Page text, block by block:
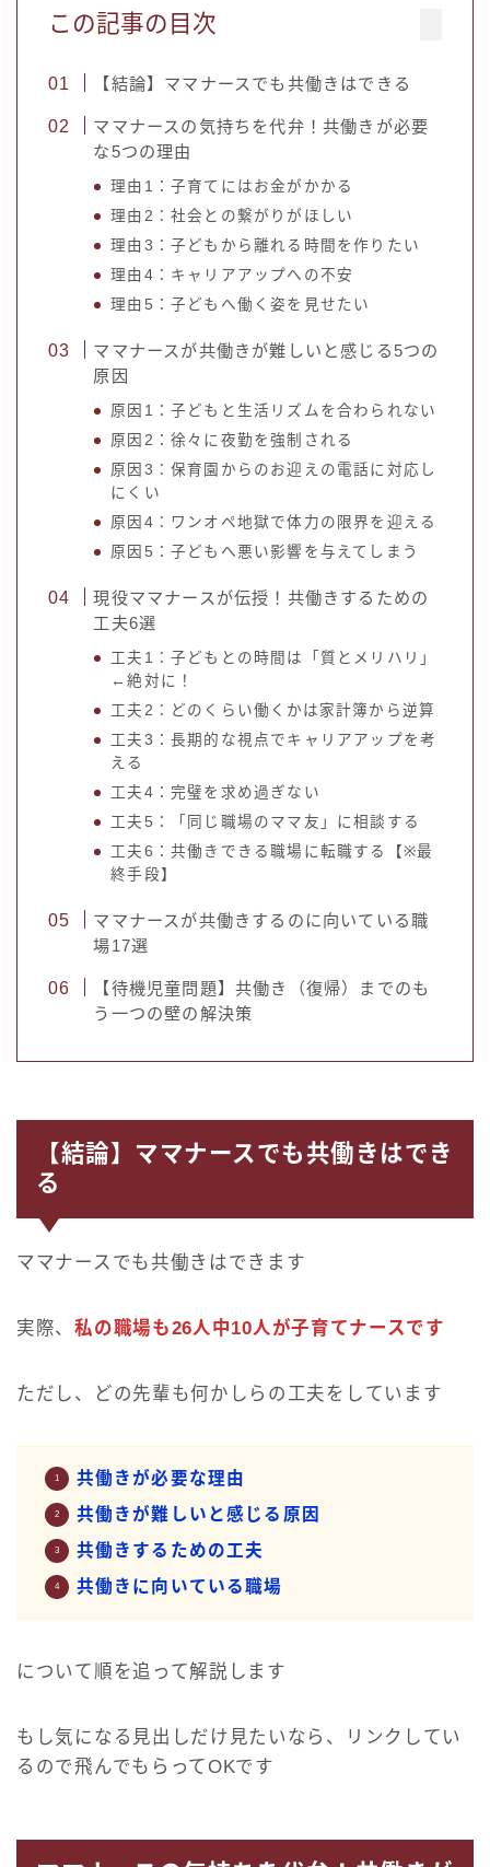
この記事の目次
【結論】ママナースでも共働きはできる
ママナースの気持ちを代弁！共働きが必要
な5つの理由
理由1：子育てにはお金がかかる
理由2：社会との繋がりがほしい
理由3：子どもから離れる時間を作りたい
理由4：キャリアアップへの不安
理由5：子どもへ働く姿を見せたい
ママナースが共働きが難しいと感じる5つの
原因
原因1：子どもと生活リズムを合わられない
原因2：徐々に夜勤を強制される
原因3：保育園からのお迎えの電話に対応し
にくい
原因4：ワンオペ地獄で体力の限界を迎える
原因5：子どもへ悪い影響を与えてしまう
現役ママナースが伝授！共働きするための
工夫6選
工夫1：子どもとの時間は「質とメリハリ」
←絶対に！
工夫2：どのくらい働くかは家計簿から逆算
工夫3：長期的な視点でキャリアアップを考
える
工夫4：完璧を求め過ぎない
工夫5：「同じ職場のママ友」に相談する
工夫6：共働きできる職場に転職する【※最
終手段】
ママナースが共働きするのに向いている職
場17選
【待機児童問題】共働き（復帰）までのも
う一つの壁の解決策
【結論】ママナースでも共働きはでき
る
ママナースでも共働きはできます
実際、私の職場も26人中10人が子育てナースです
ただし、どの先輩も何かしらの工夫をしています
共働きが必要な理由
共働きが難しいと感じる原因
共働きするための工夫
共働きに向いている職場
について順を追って解説します
もし気になる見出しだけ見たいなら、リンクしてい
るので飛んでもらってOKです